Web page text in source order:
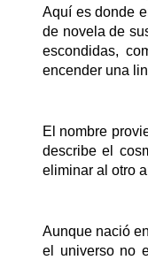
Aquí es donde
de novela de
escondidas,
encender una
El nombre
describe el
eliminar al otro
Aunque nació
el universo no